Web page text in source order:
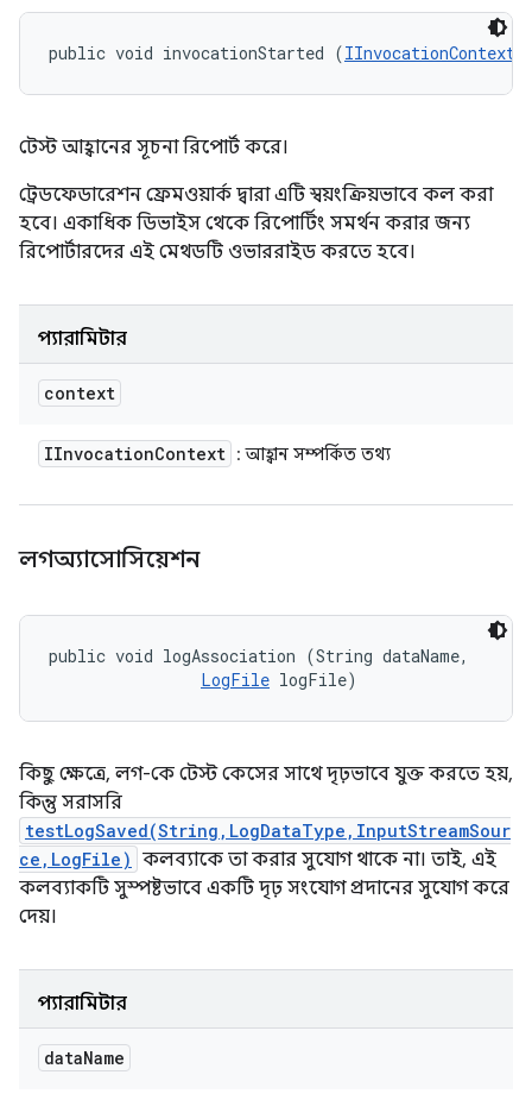
public void invocationStarted (IInvocationContext
টেস্ট আহ্বানের সূচনা রিপোর্ট করে।
ট্রেডফেডারেশন ফ্রেমওয়ার্ক দ্বারা এটি স্বয়ংক্রিয়ভাবে কল করা
হবে। একাধিক ডিভাইস থেকে রিপোর্টিং সমর্থন করার জন্য
রিপোর্টারদের এই মেথডটি ওভাররাইড করতে হবে।
প্যারামিটার
context
IInvocationContext : আহ্বান সম্পর্কিত তথ্য
লগঅ্যাসোসিয়েশন
public void logAssociation (String dataName,
LogFile logFile)
কিছু ক্ষেত্রে, লগ-কে টেস্ট কেসের সাথে দৃঢ়ভাবে যুক্ত করতে হয়,
কিন্তু সরাসরি
testLogSaved(String,LogDataType,InputStreamSour
ce,LogFile) কলব্যাকে তা করার সুযোগ থাকে না। তাই, এই
কলব্যাকটি সুস্পষ্টভাবে একটি দৃঢ় সংযোগ প্রদানের সুযোগ করে
দেয়।
প্যারামিটার
dataName